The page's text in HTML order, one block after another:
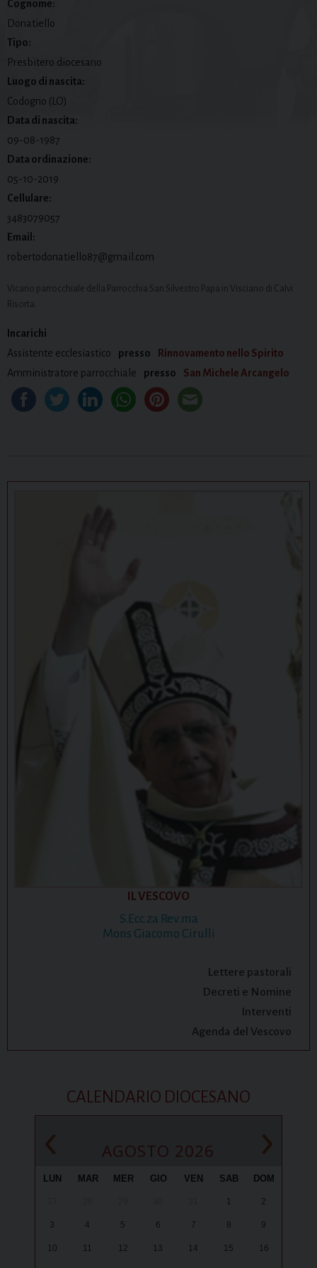
Cognome:
Donatiello
Tipo:
Presbitero diocesano
Luogo di nascita:
Codogno (LO)
Data di nascita:
09-08-1987
Data ordinazione:
05-10-2019
Cellulare:
3483079057
Email:
robertodonatiello87@gmail.com
Vicario parrocchiale della Parrocchia San Silvestro Papa in Visciano di Calvi
Risorta.
Incarichi
Assistente ecclesiastico
presso
Rinnovamento nello Spirito
Amministratore parrocchiale
presso San Michele Arcangelo
IL VESCOVO
S.Ecc.za Rev.ma
Mons Giacomo Cirulli
Lettere pastorali
Decreti e Nomine
Interventi
Agenda del Vescovo
CALENDARIO DIOCESANO
‹ AGOSTO 2026 ›
LUN MAR MER GIO VEN SAB DOM
1 2
3 4 5 6 7 8 9
10 11 12 13 14 15 16